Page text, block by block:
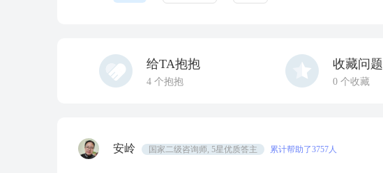
给TA抱抱
4 个抱抱
收藏问题
0个收藏
安岭 国家二级咨询师, 5星优质答主 累计帮助了3757人